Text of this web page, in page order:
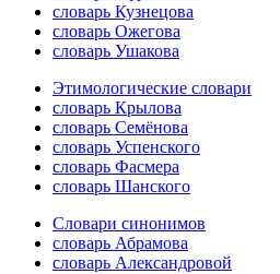
словарь Кузнецова
словарь Ожегова
словарь Ушакова
Этимологические словари
словарь Крылова
словарь Семёнова
словарь Успенского
словарь Фасмера
словарь Шанского
Словари синонимов
словарь Абрамова
словарь Александровой